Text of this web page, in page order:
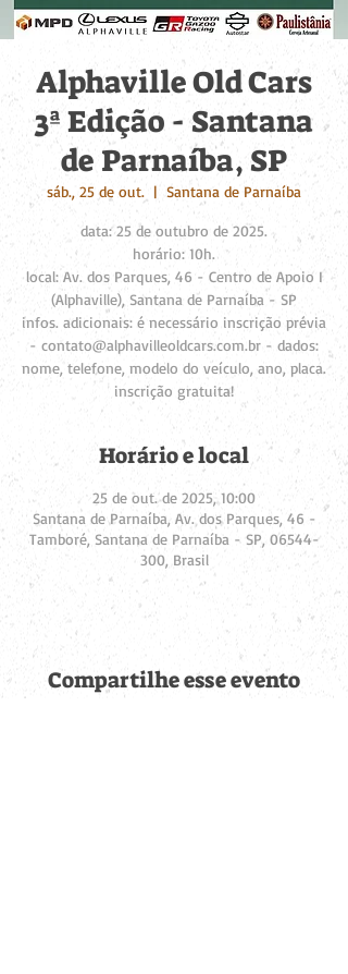
Alphaville Old Cars
3ª Edição - Santana
de Parnaíba, SP
sáb., 25 de out.
  |
Santana de Parnaíba
data: 25 de outubro de 2025.
horário: 10h.
local: Av. dos Parques, 46 - Centro de Apoio I
(Alphaville), Santana de Parnaíba - SP
infos. adicionais: é necessário inscrição prévia
- contato@alphavilleoldcars.com.br - dados:
nome, telefone, modelo do veículo, ano, placa.
inscrição gratuita!
Horário e local
25 de out. de 2025, 10:00
Santana de Parnaíba, Av. dos Parques, 46 -
Tamboré, Santana de Parnaíba - SP, 06544-
300, Brasil
Compartilhe esse evento